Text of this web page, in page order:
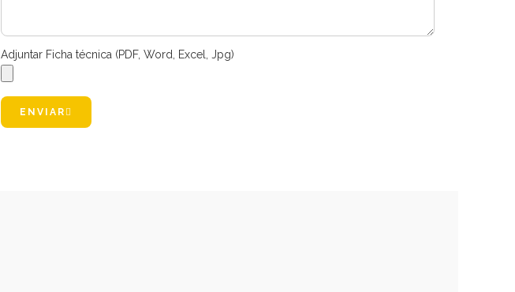
Adjuntar Ficha técnica (PDF, Word, Excel, Jpg)
ENVIAR